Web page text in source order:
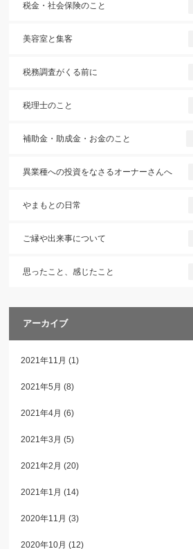
税金・社会保険のこと
美容室と集客
税務調査がくる前に
税理士のこと
補助金・助成金・お金のこと
異業種への投資をなさるオーナーさんへ
やまもとの日常
ご縁や出来事について
思ったこと、感じたこと
アーカイブ
2021年11月 (1)
2021年5月 (8)
2021年4月 (6)
2021年3月 (5)
2021年2月 (20)
2021年1月 (14)
2020年11月 (3)
2020年10月 (12)